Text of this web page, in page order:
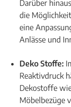
Darüber
die
eine
Anlässe und
Deko Stoffe:
Reaktivdruck
Dekostoffe
Möbelbezüge